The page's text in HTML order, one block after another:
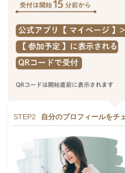
STEP2 自分のプロフィールをチ